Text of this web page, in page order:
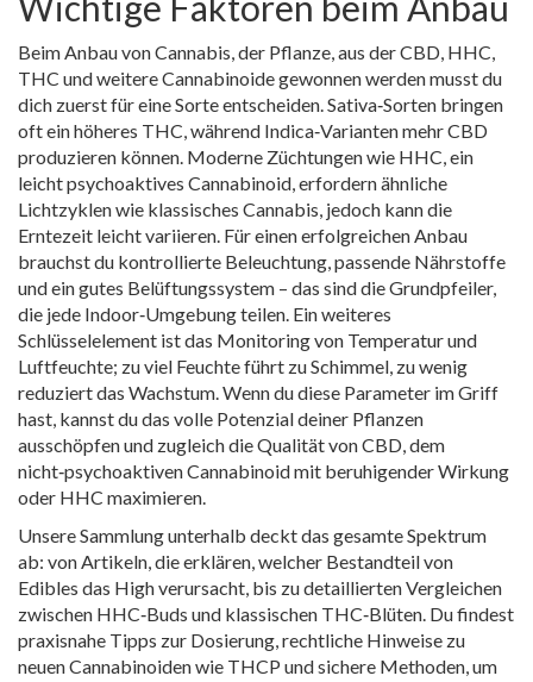
Beim Anbau vonCannabis,der Pflanze, aus der CBD, HHC,
THC und weitere Cannabinoide gewonnen werdenmusst du
dich zuerst für eine Sorte entscheiden. Sativa‑Sorten bringen
oft ein höheres THC, während Indica‑Varianten mehrCBD
produzieren können. Moderne Züchtungen wie HHC, ein
leicht psychoaktives Cannabinoid, erfordern ähnliche
Lichtzyklen wie klassisches Cannabis, jedoch kann die
Erntezeit leicht variieren. Für einen erfolgreichen Anbau
brauchst du kontrollierte Beleuchtung, passende Nährstoffe
und ein gutes Belüftungssystem – das sind die Grundpfeiler,
die jede Indoor‑Umgebung teilen. Ein weiteres
Schlüsselelement ist das Monitoring von Temperatur und
Luftfeuchte; zu viel Feuchte führt zu Schimmel, zu wenig
reduziert das Wachstum. Wenn du diese Parameter im Griff
hast, kannst du das volle Potenzial deiner Pflanzen
ausschöpfen und zugleich die Qualität vonCBD,dem
nicht‑psychoaktiven Cannabinoid mit beruhigender Wirkung
oder HHC maximieren.
Unsere Sammlung unterhalb deckt das gesamte Spektrum
ab: von Artikeln, die erklären, welcher Bestandteil von
Edibles das High verursacht, bis zu detaillierten Vergleichen
zwischen HHC‑Buds und klassischen THC‑Blüten. Du findest
praxisnahe Tipps zur Dosierung, rechtliche Hinweise zu
neuen Cannabinoiden wie THCP und sichere Methoden, um